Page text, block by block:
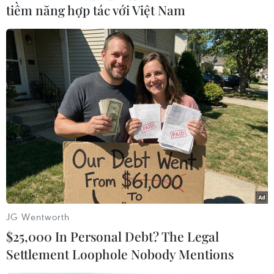
#ASAE #Nông nghiệp
#An ninh lương thực
#Phát triển nông thôn
Theo dõi VietnamPlus
tiềm năng hợp tác với Việt Nam
JG Wentworth
$25,000 In Personal Debt? The Legal
Settlement Loophole Nobody Mentions